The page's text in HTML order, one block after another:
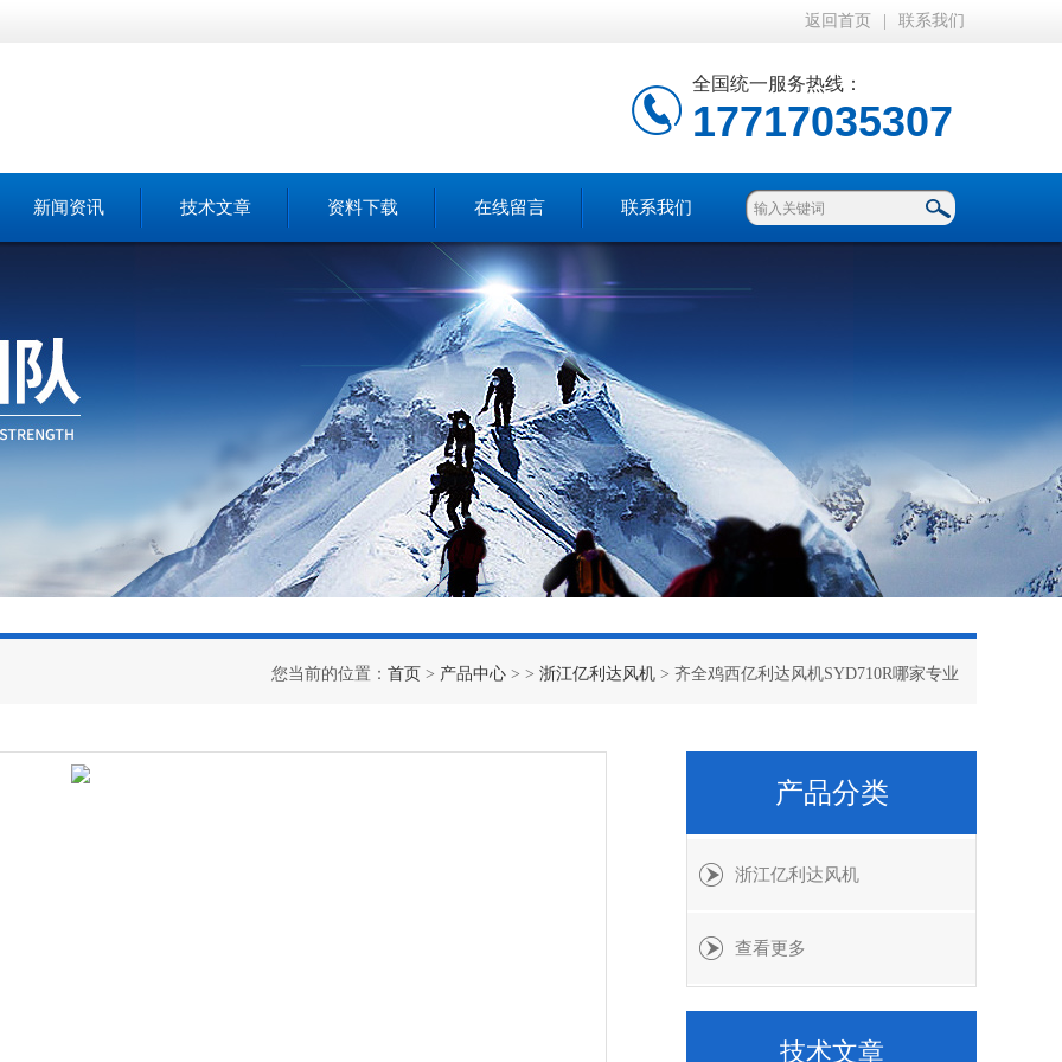
返回首页 联系我们
全国统一服务热线：
17717035307
新闻资讯 技术文章 资料下载 在线留言 联系我们
您当前的位置： 首页 > 产品中心 > > 浙江亿利达风机 > 齐全鸡西亿利达风机SYD710R哪家专业
产品分类
浙江亿利达风机
查看更多
技术文章